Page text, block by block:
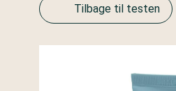
Tilbage til testen